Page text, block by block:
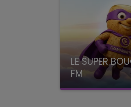
LE SUPER
FM
avec La